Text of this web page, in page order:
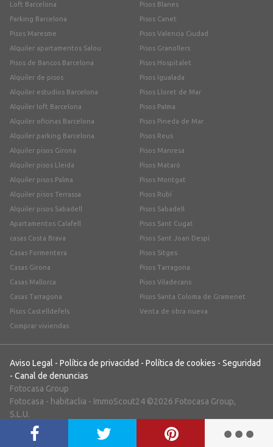
Loft Barcelona
Parking Barcelona
Pisos Maresme
Alquiler apartamentos Salou
Pisos de Bancos Barcelona
Alquiler de pisos
Alquiler estudios Barcelona
Alquiler loft Barcelona
Alquiler oficinas Barcelona
Alquiler parking Barcelona
Alquiler pisos Girona
Alquiler pisos Lleida
Alquiler pisos Palma
Alquiler pisos Terrassa
Alquiler pisos Sabadell
Apartamentos Calafell
casas Costa Brava
Casas Formentera
Casas Girona
Casas Mallorca
Casas Tarragona
Pisos Castelldefels
Comprar viviendas
Pisos Blanes
Pisos Canet
Pisos Valencia Ciudad
Pisos Granollers
Pisos Hospitalet
Pisos Igualada
Pisos Lloret de Mar
Pisos Palma
Pisos Pineda de Mar
Pisos Reus
Pisos Manresa
Pisos Mataró
Pisos Montgat
Pisos Rubí
Pisos Sabadell
Pisos Sant Cugat
Pisos Sant Joan Despí
Pisos Sitges
Pisos Tarragona
Pisos Viladecans
Pisos Santa Coloma de Gramenet
Venta de obra nueva
Aviso Legal - Política de privacidad - Política de cookies - Seguridad
- Canal de denuncias
Fotocasa Group
Fotocasa - habitaclia - ImmoScout24 ©2026 Fotocasa Group,
S.L.U.